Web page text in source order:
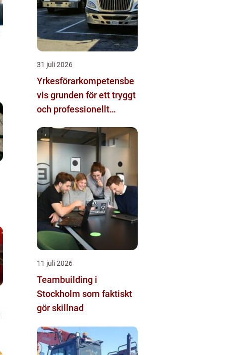
31 juli 2026
Yrkesförarkompetensbe
vis grunden för ett tryggt
och professionellt
11 juli 2026
Teambuilding i
Stockholm som faktiskt
gör skillnad